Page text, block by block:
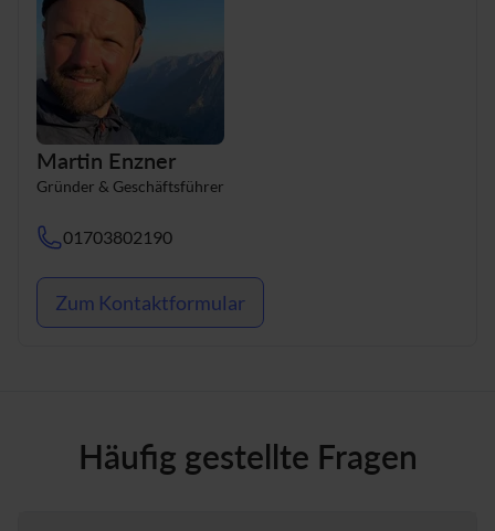
Martin Enzner
Gründer & Geschäftsführer
01703802190
Zum Kontaktformular
Häufig gestellte Fragen